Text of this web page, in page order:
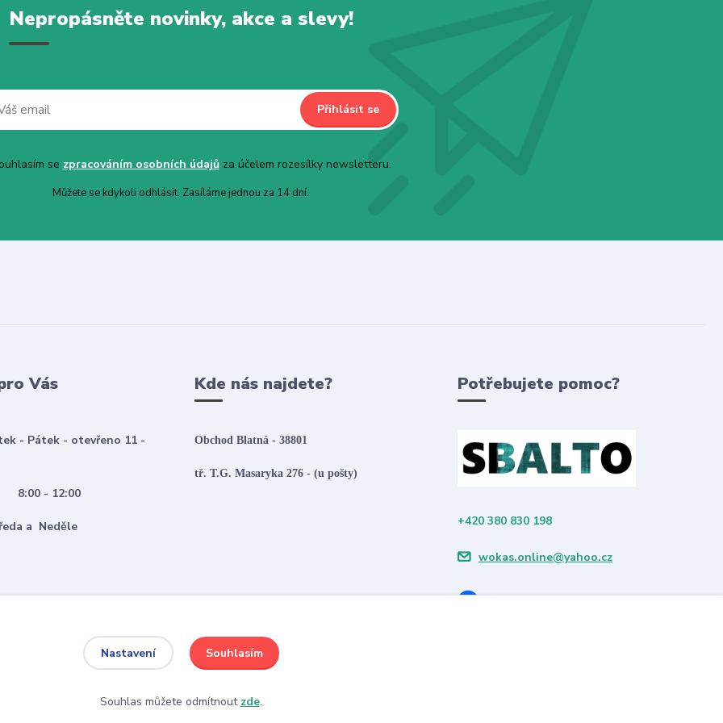
Nepropásněte novinky, akce a slevy!
Přihlásit se
se zpracováním osobních údajůza účelem rozesílky newsletteru.
Můžete se kdykoli odhlásit. Zasíláme jednou za 14 dní.
Vás
- Pátek - otevřeno 11 -
- 12:00
a Neděle
Kde nás najdete?
Obchod Blatná - 38801
tř. T.G. Masaryka 276 - (u pošty)
Potřebujete pomoc?
+420 380 830 198
wokas.online@yahoo.cz
Nastavení Souhlasím
Souhlas můžete odmítnout zde.